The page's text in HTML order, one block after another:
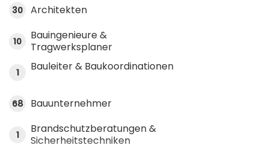
30 Architekten
10
Bauingenieure &
Tragwerksplaner
1 Bauleiter & Baukoordinationen
68 Bauunternehmer
1
Brandschutzberatungen &
Sicherheitstechniken